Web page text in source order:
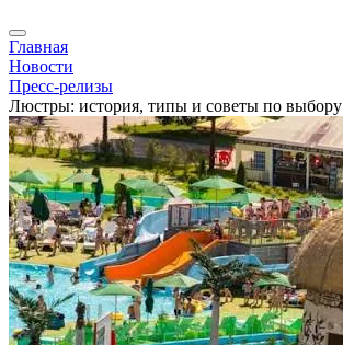
Главная
Новости
Пресс-релизы
Люстры: история, типы и советы по выбору